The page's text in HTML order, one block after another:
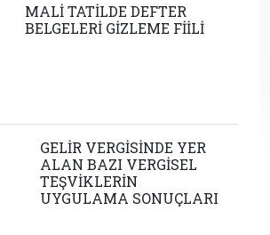
MALİ TATİLDE DEFTER
BELGELERİ GİZLEME FİİLİ
GELİR VERGİSİNDE YER
ALAN BAZI VERGİSEL
TEŞVİKLERİN
UYGULAMA SONUÇLARI